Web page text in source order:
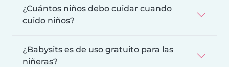
¿Cuántos niños debo cuidar cuando
cuido niños?
¿Babysits es de uso gratuito para las
niñeras?